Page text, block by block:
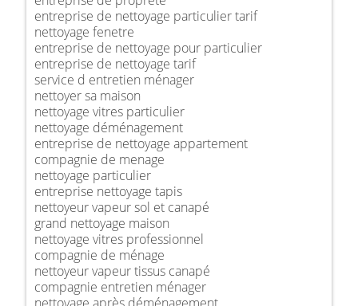
entreprise de nettoyage particulier tarif
nettoyage fenetre
entreprise de nettoyage pour particulier
entreprise de nettoyage tarif
service d entretien ménager
nettoyer sa maison
nettoyage vitres particulier
nettoyage déménagement
entreprise de nettoyage appartement
compagnie de menage
nettoyage particulier
entreprise nettoyage tapis
nettoyeur vapeur sol et canapé
grand nettoyage maison
nettoyage vitres professionnel
compagnie de ménage
nettoyeur vapeur tissus canapé
compagnie entretien ménager
nettoyage après déménagement